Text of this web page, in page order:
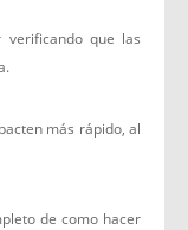
verificando que las
más rápido, al
de como hacer